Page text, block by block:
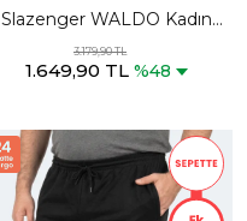
Slazenger WALDO Kadın
Pembe Koşu & Yürüyüş
Spor Ayakkabısı
3.179,90 TL
1.649,90 TL %48